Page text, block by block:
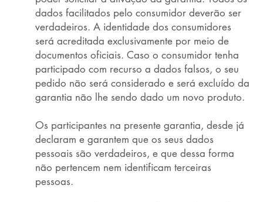
dados facilitados pelo consumidor deverão ser
verdadeiros. A identidade dos consumidores
será acreditada exclusivamente por meio de
documentos oficiais. Caso o consumidor tenha
participado com recurso a dados falsos, o seu
pedido não será considerado e será excluído da
garantia não lhe sendo dado um novo produto.
Os participantes na presente garantia, desde já
declaram e garantem que os seus dados
pessoais são verdadeiros, e que dessa forma
não pertencem nem identificam terceiras
pessoas.